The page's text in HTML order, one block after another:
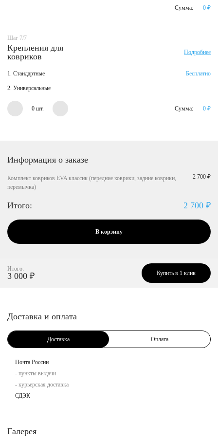
Сумма: 0 ₽
Шаг 7/7
Крепления для
ковриков
Подробнее
1. Стандартные Бесплатно
2. Универсальные
0 шт. Сумма: 0 ₽
Информация о заказе
Комплект ковриков EVA классик (передние коврики, задние коврики,
перемычка)
2 700 ₽
Итого: 2 700 ₽
В корзину
Итого:
3 000 ₽ Купить в 1 клик
Доставка и оплата
Доставка Оплата
Почта России
- пункты выдачи
- курьерская доставка
СДЭК
Галерея